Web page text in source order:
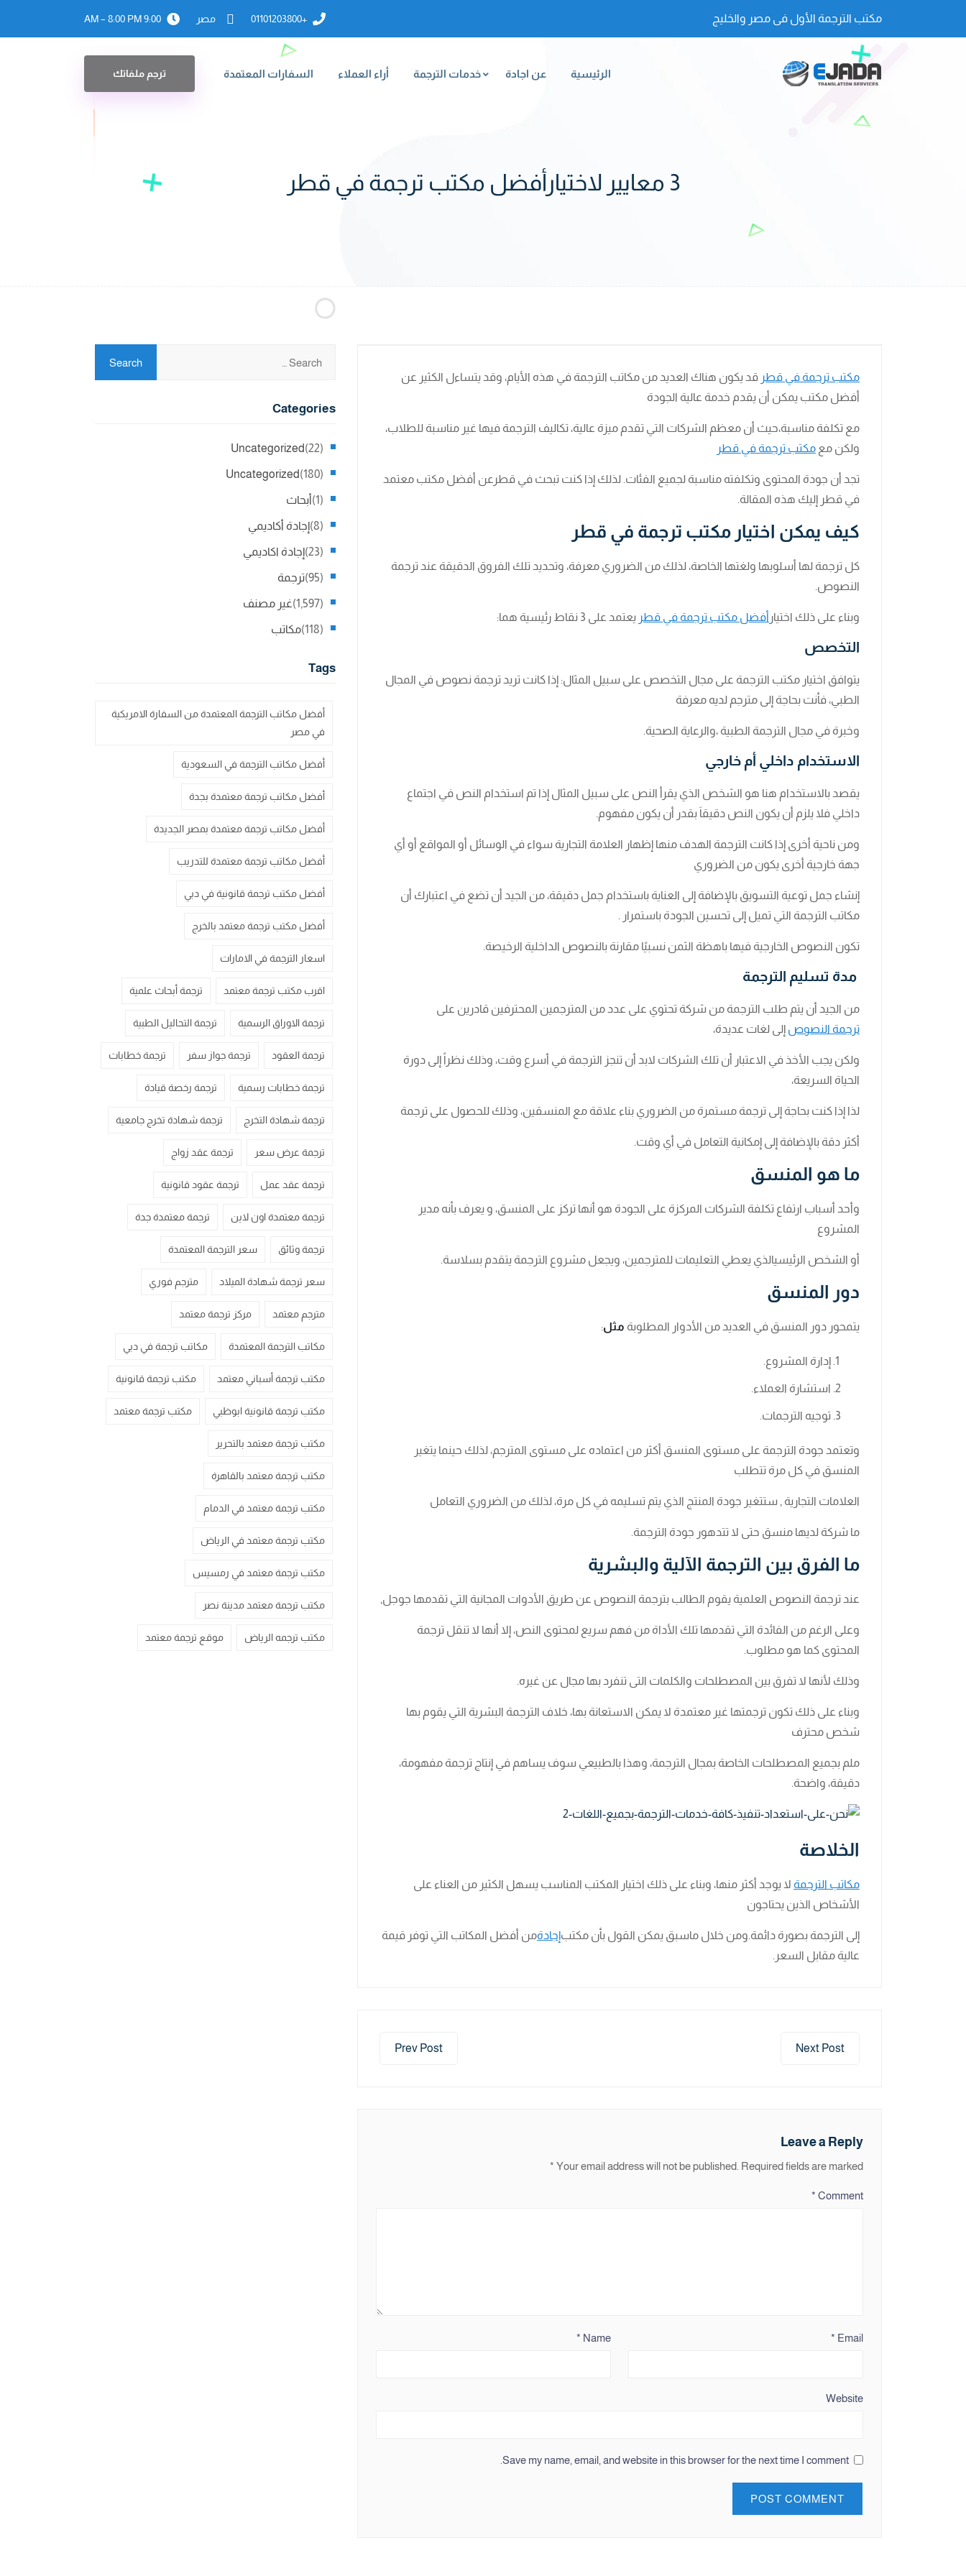
مكتب الترجمة الأول فى مصر والخليج +01101203800 مصر 9:00 AM – 8:00 PM
الرئيسية عن اجادة خدمات الترجمة أراء العملاء السفارات المعتمدة ترجم ملفاتك
3 معايير لاختيارأفضل مكتب ترجمة في قطر
مكتب ترجمة في قطر قد يكون هناك العديد من مكاتب الترجمة في هذه الأيام، وقد يتساءل الكثير عن
أفضل مكتب يمكن أن يقدم خدمة عالية الجودة
مع تكلفة مناسبة،حيث أن معظم الشركات التي تقدم ميزة عالية، تكاليف الترجمة فيها غير مناسبة للطلاب،
ولكن مع مكتب ترجمة في قطر
تجد أن جودة المحتوى وتكلفته مناسبة لجميع الفئات. لذلك إذا كنت تبحث في قطرعن أفضل مكتب معتمد
في قطر إليك هذه المقالة.
كيف يمكن اختيار مكتب ترجمة في قطر
كل ترجمة لها أسلوبها ولغتها الخاصة، لذلك من الضروري معرفة، وتحديد تلك الفروق الدقيقة عند ترجمة
النصوص.
وبناء على ذلك اختيار أفضل مكتب ترجمة في قطر يعتمد على 3 نقاط رئيسية هما:
التخصص
يتوافق اختيار مكتب الترجمة على مجال التخصص على سبيل المثال: إذا كانت تريد ترجمة نصوص في المجال
الطبي، فأنت بحاجة إلى مترجم لديه معرفة
وخبرة في مجال الترجمة الطبية ،والرعاية الصحية.
الاستخدام داخلي أم خارجي
يقصد بالاستخدام هنا هو الشخص الذي يقرأ النص على سبيل المثال إذا تم استخدام النص في اجتماع
داخلي فلا يلزم أن يكون النص دقيقاَ بقدر أن يكون مفهوم.
ومن ناحية أخرى إذا كانت الترجمة الهدف منها إظهار العلامة التجارية سواء في الوسائل أو المواقع أو أي
جهة خارجية أخرى يكون من الضروري
إنشاء جمل توعية التسويق بالإضافة إلى العناية باستخدام جمل دقيقة، من الجيد أن تضع في اعتبارك أن
مكاتب الترجمة التي تميل إلى تحسين الجودة باستمرار .
تكون النصوص الخارجية فيها باهظة الثمن نسبيًا مقارنة بالنصوص الداخلية الرخيصة.
مدة تسليم الترجمة
من الجيد أن يتم طلب الترجمة من شركة تحتوي على عدد من المترجمين المحترفين قادرين على
ترجمة النصوص إلى لغات عديدة،
ولكن يجب الأخذ في الاعتبار أن تلك الشركات لابد أن تنجز الترجمة في أسرع وقت، وذلك نظراً إلى دورة
الحياة السريعة،
لذا إذا كنت بحاجة إلى ترجمة مستمرة من الضروري بناء علاقة مع المنسقين، وذلك للحصول على ترجمة
أكثر دقة بالإضافة إلى إمكانية التعامل في أي وقت.
ما هو المنسق
وأحد أسباب ارتفاع تكلفة الشركات المركزة على الجودة هو أنها تركز على المنسق، و يعرف بأنه مدير
المشروع
أو الشخص الرئيسيالذي يعطي التعليمات للمترجمين، ويجعل مشروع الترجمة يتقدم بسلاسة.
دور المنسق
يتمحور دور المنسق في العديد من الأدوار المطلوبة مثل:
إدارة المشروع.
استشارة العملاء.
توجيه الترجمات.
وتعتمد جودة الترجمة على مستوى المنسق أكثر من اعتماده على مستوى المترجم، لذلك حينما يتغير
المنسق في كل مرة تتطلب
العلامات التجارية , ستتغير جودة المنتج الذي يتم تسليمه في كل مرة، لذلك من الضروري التعامل
ما شركة لديها منسق حتى لا تتدهور جودة الترجمة.
ما الفرق بين الترجمة الآلية والبشرية
عند ترجمة النصوص العلمية يقوم الطالب بترجمة النصوص عن طريق الأدوات المجانية التي تقدمها جوجل,
وعلى الرغم من الفائدة التي تقدمها تلك الأداة من فهم سريع لمحتوى النص، إلا أنها لا تنقل ترجمة
المحتوى كما هو مطلوب.
وذلك لأنها لا تفرق بين المصطلحات والكلمات التى تنفرد بها مجال عن غيره.
وبناء على ذلك تكون ترجمتها غير معتمدة لا يمكن الاستعانة بها، خلاف الترجمة البشرية التي يقوم بها
شخص محترف
ملم بجميع المصطلحات الخاصة بمجال الترجمة، وهذا بالطبيعي سوف يساهم في إنتاج ترجمة مفهومة،
دقيقة، واضحة.
الخلاصة
مكاتب الترجمة لا يوجد أكثر منها، وبناء على ذلك اختيار المكتب المناسب يسهل الكثير من العناء على
الأشخاص الذين يحتاجون
إلى الترجمة بصورة دائمة.ومن خلال ماسبق يمكن القول بأن مكتبإجادةمن أفضل المكاتب التي توفر قيمة
عالية مقابل السعر.
Prev Post Next Post
Leave a Reply
Your email address will not be published. Required fields are marked
*
Comment
*
Name
* Email
*
Website
Save my name, email, and website in this browser for the next time I comment.
Categories
Uncategorized (22)
Uncategorized (180)
أبحاث (1)
إجادة أكاديمي (8)
إجادة اكاديمي (23)
ترجمة (95)
غير مصنف (1,597)
مكاتب (118)
Tags
أفضل مكاتب الترجمة المعتمدة من السفارة الامريكية
في مصر
أفضل مكاتب الترجمة في السعودية
أفضل مكاتب ترجمة معتمدة بجدة
أفضل مكاتب ترجمة معتمدة بمصر الجديدة
أفضل مكاتب ترجمة معتمدة للتدريب
أفضل مكتب ترجمة قانونية في دبي
أفضل مكتب ترجمة معتمد بالخرج
اسعار الترجمة في الامارات
اقرب مكتب ترجمة معتمد ترجمة أبحاث علمية
ترجمة الاوراق الرسمية ترجمة التحاليل الطبية
ترجمة العقود ترجمة جواز سفر ترجمة خطابات
ترجمة خطابات رسمية ترجمة رخصة قيادة
ترجمة شهادة التخرج ترجمة شهادة تخرج جامعية
ترجمة عرض سعر ترجمة عقد زواج
ترجمة عقد عمل ترجمة عقود قانونية
ترجمة معتمدة اون لاين ترجمة معتمدة جدة
ترجمة وثائق سعر الترجمة المعتمدة
سعر ترجمة شهادة الميلاد مترجم فوري
مترجم معتمد مركز ترجمة معتمد
مكاتب الترجمة المعتمدة مكاتب ترجمة في دبي
مكتب ترجمة أسباني معتمد مكتب ترجمة قانونية
مكتب ترجمة قانونية ابوظبي مكتب ترجمة معتمد
مكتب ترجمة معتمد بالتحرير
مكتب ترجمة معتمد بالقاهرة
مكتب ترجمة معتمد في الدمام
مكتب ترجمة معتمد في الرياض
مكتب ترجمة معتمد في رمسيس
مكتب ترجمة معتمد مدينة نصر
مكتب ترجمه الرياض موقع ترجمة معتمد